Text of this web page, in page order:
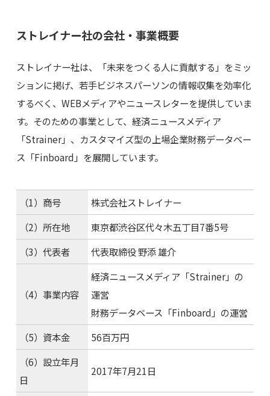
ストレイナー社の会社・事業概要
ストレイナー社は、「未来をつくる人に貢献する」をミッ
ションに掲げ、若手ビジネスパーソンの情報収集を効率化
するべく、WEBメディアやニュースレターを提供していま
す。そのための事業として、経済ニュースメディア
「Strainer」、カスタマイズ型の上場企業財務データベー
ス「Finboard」を展開しています。
（1）商号
株式会社ストレイナー
（2）所在地
東京都渋谷区代々木五丁目7番5号
（3）代表者
代表取締役 野添 雄介
（4）事業内容
経済ニュースメディア「Strainer」の
運営
財務データベース「Finboard」の運営
（5）資本金
56百万円
（6）設立年月
日
2017年7月21日